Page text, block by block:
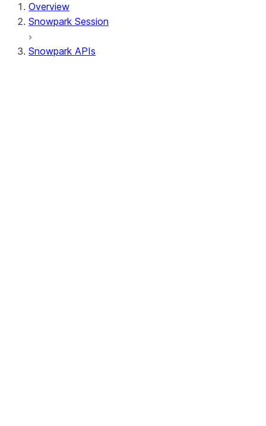
Overview
Snowpark Session
Snowpark APIs